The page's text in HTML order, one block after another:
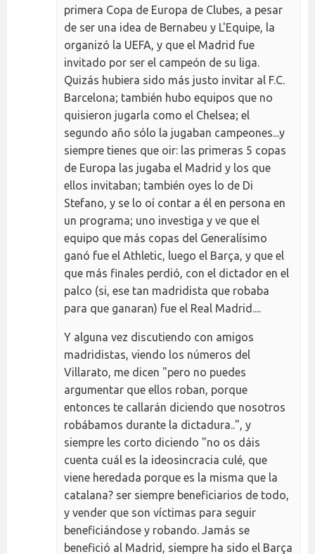
primera Copa de Europa de Clubes, a pesar
de ser una idea de Bernabeu y L'Equipe, la
organizó la UEFA, y que el Madrid fue
invitado por ser el campeón de su liga.
Quizás hubiera sido más justo invitar al F.C.
Barcelona; también hubo equipos que no
quisieron jugarla como el Chelsea; el
segundo año sólo la jugaban campeones...y
siempre tienes que oir: las primeras 5 copas
de Europa las jugaba el Madrid y los que
ellos invitaban; también oyes lo de Di
Stefano, y se lo oí contar a él en persona en
un programa; uno investiga y ve que el
equipo que más copas del Generalísimo
ganó fue el Athletic, luego el Barça, y que el
que más finales perdió, con el dictador en el
palco (si, ese tan madridista que robaba
para que ganaran) fue el Real Madrid....
Y alguna vez discutiendo con amigos
madridistas, viendo los números del
Villarato, me dicen "pero no puedes
argumentar que ellos roban, porque
entonces te callarán diciendo que nosotros
robábamos durante la dictadura..", y
siempre les corto diciendo "no os dáis
cuenta cuál es la ideosincracia culé, que
viene heredada porque es la misma que la
catalana? ser siempre beneficiarios de todo,
y vender que son víctimas para seguir
beneficiándose y robando. Jamás se
benefició al Madrid, siempre ha sido el Barça